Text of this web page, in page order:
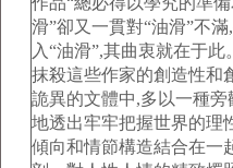
滑”卻又一貫對“油滑”不
入“油滑”,其曲衷就在于
抹殺這些作家的創造性和
詭異的文體中,多以一種
地透出牢牢把握世界的理
傾向和情節構造結合在一